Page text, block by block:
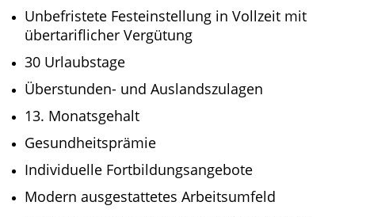
Unbefristete Festeinstellung in Vollzeit mit
übertariflicher Vergütung
30 Urlaubstage
Überstunden- und Auslandszulagen
13. Monatsgehalt
Gesundheitsprämie
Individuelle Fortbildungsangebote
Modern ausgestattetes Arbeitsumfeld